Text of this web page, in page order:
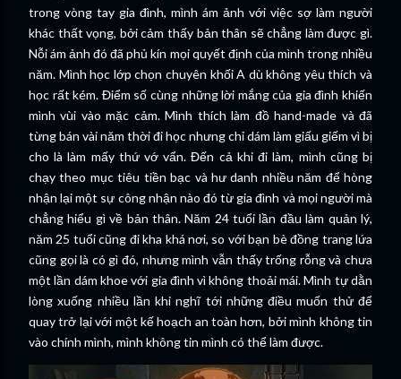
trong vòng tay gia đình, mình ám ảnh với việc sợ làm người
khác thất vọng, bởi cảm thấy bản thân sẽ chẳng làm được gì.
Nỗi ám ảnh đó đã phủ kín mọi quyết định của mình trong nhiều
năm. Mình học lớp chọn chuyên khối A dù không yêu thích và
học rất kém. Điểm số cùng những lời mắng của gia đình khiến
mình vùi vào mặc cảm. Mình thích làm đồ hand-made và đã
từng bán vài năm thời đi học nhưng chỉ dám làm giấu giếm vì bị
cho là làm mấy thứ vớ vẩn. Đến cả khi đi làm, mình cũng bị
chạy theo mục tiêu tiền bạc và hư danh nhiều năm để hòng
nhận lại một sự công nhận nào đó từ gia đình và mọi người mà
chẳng hiểu gì về bản thân. Năm 24 tuổi lần đầu làm quản lý,
năm 25 tuổi cũng đi kha khá nơi, so với bạn bè đồng trang lứa
cũng gọi là có gì đó, nhưng mình vẫn thấy trống rỗng và chưa
một lần dám khoe với gia đình vì không thoải mái. Mình tự dằn
lòng xuống nhiều lần khi nghĩ tới những điều muốn thử để
quay trở lại với một kế hoạch an toàn hơn, bởi mình không tin
vào chính mình, mình không tin mình có thể làm được.